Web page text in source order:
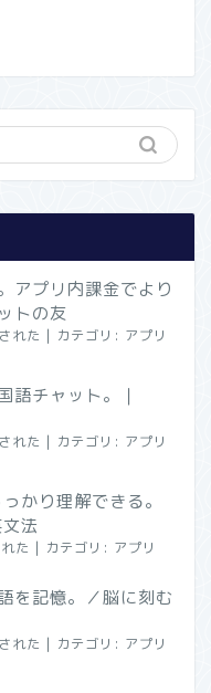
アプリ内課金でより
トの友
れた | カテゴリ: アプリ
語チャット。｜
れた | カテゴリ: アプリ
かり理解できる。
法
た | カテゴリ: アプリ
を記憶。／脳に刻む
れた | カテゴリ: アプリ